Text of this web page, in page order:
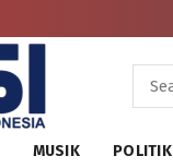
MUSIK POLITIK